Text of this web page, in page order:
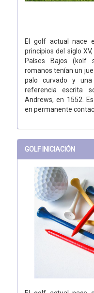
El golf actual nace
principios del siglo
Países Bajos (kolf
romanos tenían un
palo curvado y
referencia escrita
Andrews, en 1552.
en permanente
GOLF INICIACIÓN